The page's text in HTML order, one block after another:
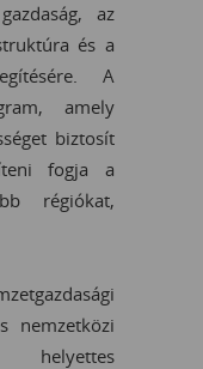
az
és a
A
amely
biztosít
fogja a
régiókat,
nemzetközi
helyettes